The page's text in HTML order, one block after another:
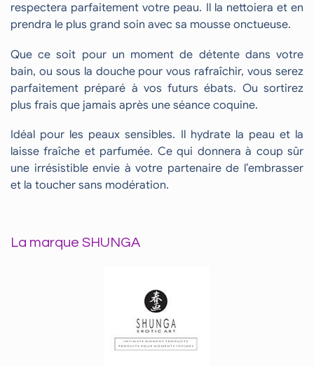
respectera parfaitement votre peau. Il la nettoiera et en
prendra le plus grand soin avec sa mousse onctueuse.
Que ce soit pour un moment de détente dans votre
bain, ou sous la douche pour vous rafraîchir, vous serez
parfaitement préparé à vos futurs ébats. Ou sortirez
plus frais que jamais après une séance coquine.
Idéal pour les peaux sensibles. Il hydrate la peau et la
laisse fraîche et parfumée. Ce qui donnera à coup sûr
une irrésistible envie à votre partenaire de l’embrasser
et la toucher sans modération.
La marque SHUNGA